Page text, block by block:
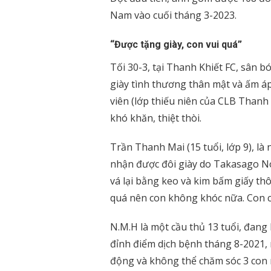
Nam vào cuối tháng 3-2023.
“Được tặng giày, con vui quá”
Tối 30-3, tại Thanh Khiết FC, sân
giày tình thương thân mật và ấm
viên (lớp thiếu niên của CLB
khó khăn, thiệt thòi.
Trần Thanh Mai (15 tuổi, lớp 9), là
nhận được đôi giày do Takasago
vá lại bằng keo và kim bấm giấy
quá nên con không khóc nữa.
N.M.H là một cầu thủ 13 tuổi,
đỉnh điểm dịch bệnh tháng 8-
động và không thể chăm sóc 3